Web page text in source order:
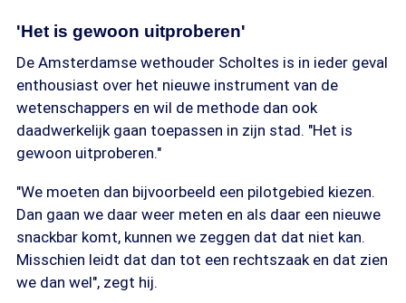
'Het is gewoon uitproberen'
De Amsterdamse wethouder Scholtes is in ieder geval
enthousiast over het nieuwe instrument van de
wetenschappers en wil de methode dan ook
daadwerkelijk gaan toepassen in zijn stad. "Het is
gewoon uitproberen."
"We moeten dan bijvoorbeeld een pilotgebied kiezen.
Dan gaan we daar weer meten en als daar een nieuwe
snackbar komt, kunnen we zeggen dat dat niet kan.
Misschien leidt dat dan tot een rechtszaak en dat zien
we dan wel", zegt hij.